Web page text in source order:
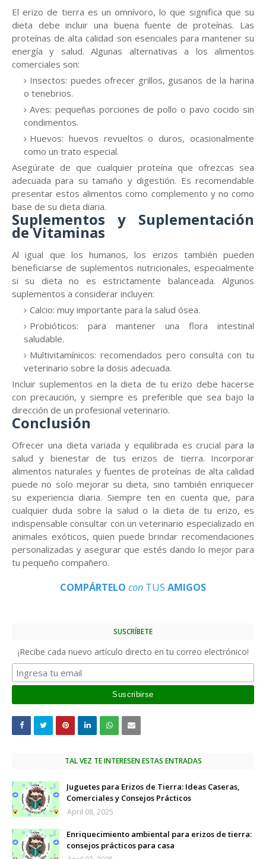
El erizo de tierra es un omnívoro, lo que significa que su
dieta debe incluir una buena fuente de proteínas. Las
proteínas de alta calidad son esenciales para mantener su
energía y salud. Algunas alternativas a los alimentos
comerciales son:
Insectos: puedes ofrecer grillos, gusanos de la harina
o tenebrios.
Aves: pequeñas porciones de pollo o pavo cocido sin
condimentos.
Huevos: huevos revueltos o duros, ocasionalmente
como un trato especial.
Asegúrate de que cualquier proteína que ofrezcas sea
adecuada para su tamaño y digestión. Es recomendable
presentar estos alimentos como complemento y no como
base de su dieta diaria.
Suplementos y Suplementación
de Vitaminas
Al igual que los humanos, los erizos también pueden
beneficiarse de suplementos nutricionales, especialmente
si su dieta no es estrictamente balanceada. Algunos
suplementos a considerar incluyen:
Calcio: muy importante para la salud ósea.
Probióticos: para mantener una flora intestinal
saludable.
Multivitamínicos: recomendados pero consulta con tu
veterinario sobre la dosis adecuada.
Incluir suplementos en la dieta de tu erizo debe hacerse
con precaución, y siempre es preferible que sea bajo la
dirección de un profesional veterinario.
Conclusión
Ofrecer una dieta variada y equilibrada es crucial para la
salud y bienestar de tus erizos de tierra. Incorporar
alimentos naturales y fuentes de proteínas de alta calidad
puede no solo mejorar su dieta, sino también enriquecer
su experiencia diaria. Siempre ten en cuenta que, para
cualquier duda sobre la salud o la dieta de tu erizo, es
indispensable consultar con un veterinario especializado en
animales exóticos, quien puede brindar recomendaciones
personalizadas y asegurar que estés dando lo mejor para
tu pequeño compañero.
COMPÁRTELO con TUS AMIGOS
SUSCRÍBETE
¡Recibe cada nuevo artículo directo en tu correo electrónico!
TAL VEZ TE INTERESEN ESTAS ENTRADAS
Juguetes para Erizos de Tierra: Ideas Caseras,
Comerciales y Consejos Prácticos
April 08, 2025
Enriquecimiento ambiental para erizos de tierra:
consejos prácticos para casa